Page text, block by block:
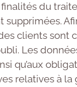
du
supprimées.
clients sont
Les
qu’aux
relatives à la